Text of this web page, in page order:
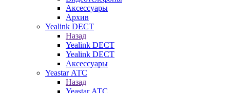
Аксессуары
Архив
Yealink DECT
Назад
Yealink DECT
Yealink DECT
Аксессуары
Yeastar АТС
Назад
Yeastar АТС